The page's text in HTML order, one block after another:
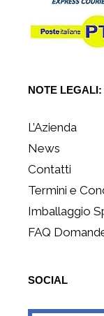
NOTE LEGALI:
L’Azienda
News
Contatti
Termini e
Imballaggio
FAQ
SOCIAL